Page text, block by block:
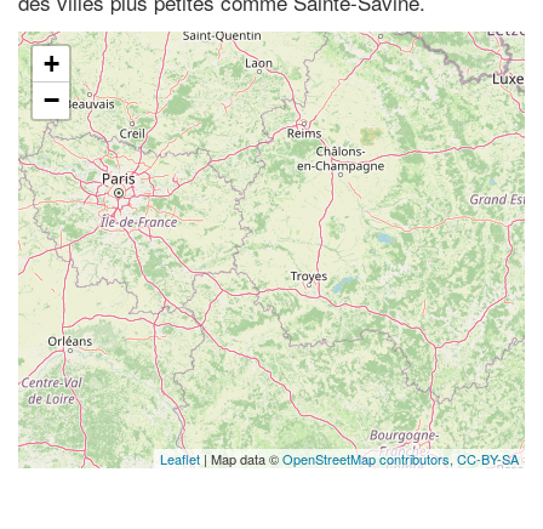
+
−
Leaflet | Map data ©OpenStreetMap contributors, CC-BY-SA